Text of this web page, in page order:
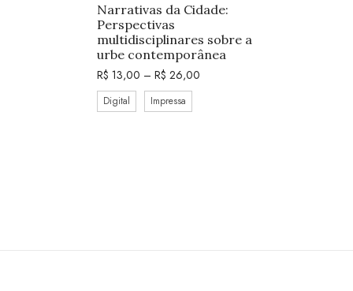
Narrativas da Cidade:
Perspectivas
multidisciplinares sobre a
urbe contemporânea
R$ 13,00 – R$ 26,00
Digital Impressa